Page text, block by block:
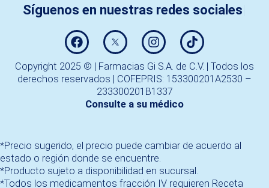
Copyright 2025 © | Farmacias Gi S.A. de C.V. | Todos los
derechos reservados | COFEPRIS: 153300201A2530 –
233300201B1337
Consulte a su médico
*Precio sugerido, el precio puede cambiar de acuerdo al
estado o región donde se encuentre.
*Producto sujeto a disponibilidad en sucursal.
*Todos los medicamentos fracción IV requieren Receta